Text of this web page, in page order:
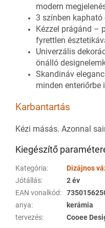
modern
3 színben kapható
Kézzel prágánd –
fyrettlen
Univerzális
önálló
Skandináv
minden enteriőrbe
Karbantartás
Kézi másás. Azonnal
Kiegészítő
Kategória:
Dizájnos
Jótállás:
2 év
EAN vonalkód:
anya:
kerámia
tervezés: Cooee